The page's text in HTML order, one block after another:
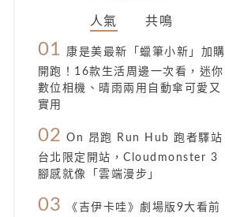
人氣 共鳴
01
康是美最新「蠟筆小新」加購
開跑！16款生活周邊一次看，迷你
數位相機、晴雨兩用自動傘可愛又
實用
02 On 昂跑 Run Hub 跑者驛站
台北限定開站，Cloudmonster 3
腳感就像「雲端漫步」
03
《吉伊卡哇》劇場版9大看前